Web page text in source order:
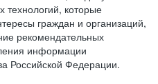
технологий, которые
граждан и организаций,
рекомендательных
информации
Российской Федерации.